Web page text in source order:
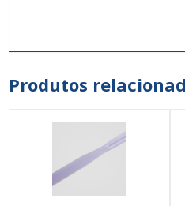
Produtos